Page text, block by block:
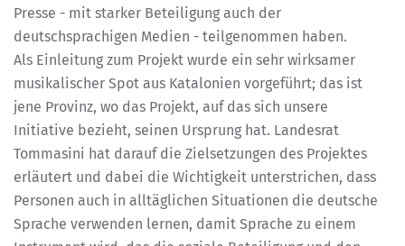
Presse - mit starker Beteiligung auch der
deutschsprachigen Medien - teilgenommen haben.
Als Einleitung zum Projekt wurde ein sehr wirksamer
musikalischer Spot aus Katalonien vorgeführt; das ist
jene Provinz, wo das Projekt, auf das sich unsere
Initiative bezieht, seinen Ursprung hat. Landesrat
Tommasini hat darauf die Zielsetzungen des Projektes
erläutert und dabei die Wichtigkeit unterstrichen, dass
Personen auch in alltäglichen Situationen die deutsche
Sprache verwenden lernen, damit Sprache zu einem